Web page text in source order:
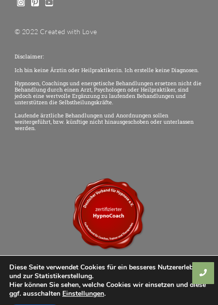
© 2022 Created with Love
Disclaimer:
Ich bin keine Ärztin oder Heilpraktikerin. Ich erstelle keine Diagnosen.
Hypnosen, Coachings und energetische Behandlungen ersetzen nicht die
Behandlung durch einen Arzt, Psychologen oder Heilpraktiker, sind
jedoch eine wertvolle Ergänzung zu laufenden Behandlungen und
unterstützen die Selbstheilungskräfte.
Laufende ärztliche Behandlungen und Anordnungen sollen
weitergeführt, bzw. künftige nicht hinausgeschoben oder unterlassen
werden.
Diese Seite verwendet Cookies für ein besseres Nutzererlebnis
und zur Statistikerstellung.
Hier können Sie sehen, welche Cookies wir einsetzen und diese
ggf. ausschalten Einstellungen.